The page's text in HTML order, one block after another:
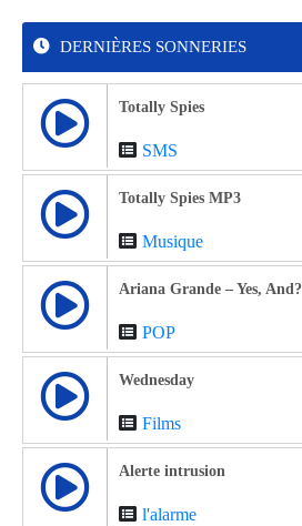
DERNIÈRES SONNERIES
Totally Spies
SMS
Totally Spies MP3
Musique
Ariana Grande – Yes, And?
POP
Wednesday
Films
Alerte intrusion
l'alarme